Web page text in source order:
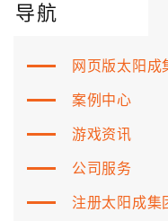
导航
网页版太阳
案例中心
游戏资讯
公司服务
注册太阳成集